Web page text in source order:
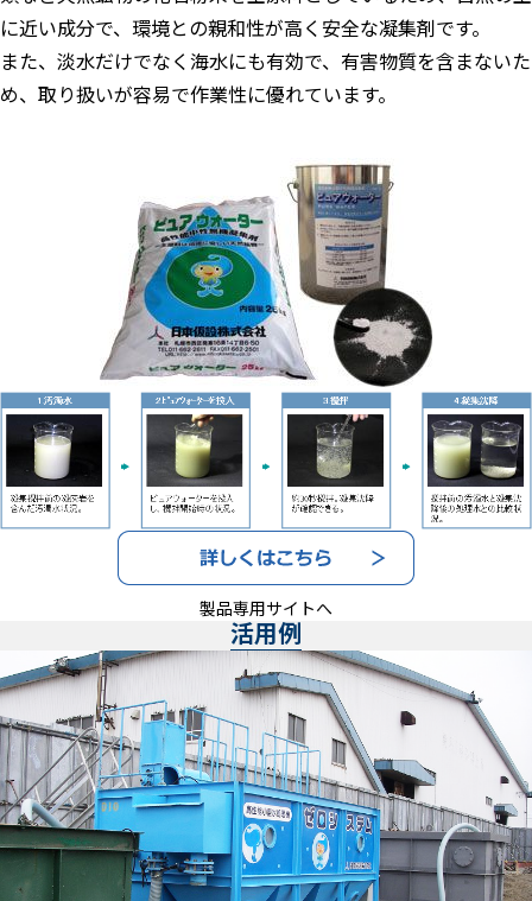
に近い成分で、環境との親和性が高く安全な凝集剤です。
また、淡水だけでなく海水にも有効で、有害物質を含まないた
め、取り扱いが容易で作業性に優れています。
製品専用サイトへ
活用例